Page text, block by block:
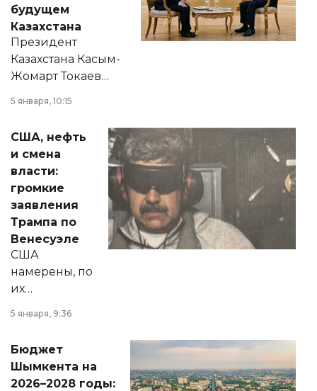
будущем
Казахстана
Президент
Казахстана Касым-
Жомарт Токаев
сразу несколько
актуальных тем —
от слухов о
политических
реформах до
вопросов армии,
экономики и
личного здоровья.
5 января, 10:15
США, нефть
и смена
власти:
громкие
заявления
Трампа по
Венесуэле
США
намерены, по
их
принести
народу
Венесуэлы.
5 января, 9:36
Бюджет
Шымкента на
2026–2028 годы: